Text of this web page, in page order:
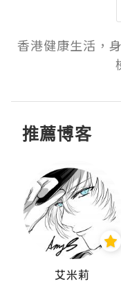
香港健康生活，
推薦博客
艾米莉